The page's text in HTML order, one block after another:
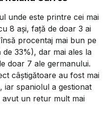
unde este printre cei mai
8 ași, față de doar 3 ai
procentaj mai bun pe
33%), dar mai ales la
doar 7 ale germanului.
câștigătoare au fost mai
iar spaniolul a gestionat
avut un retur mult mai